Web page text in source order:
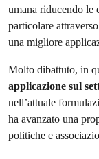
umana riducendo le
particolare attraverso
una migliore
Molto dibattuto, in
applicazione sul
nell’attuale
ha avanzato una
politiche e